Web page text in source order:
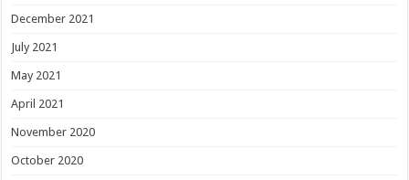
December 2021
July 2021
May 2021
April 2021
November 2020
October 2020